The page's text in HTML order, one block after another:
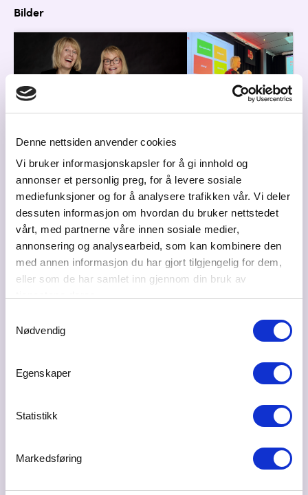
Denne nettsiden anvender cookies
Vi bruker informasjonskapsler for å gi innhold og
annonser et personlig preg, for å levere sosiale
mediefunksjoner og for å analysere trafikken vår. Vi deler
dessuten informasjon om hvordan du bruker nettstedet
vårt, med partnerne våre innen sosiale medier,
annonsering og analysearbeid, som kan kombinere den
med annen informasjon du har gjort tilgjengelig for dem,
eller som de har samlet inn gjennom din bruk av
Nødvendig
Egenskaper
Statistikk
Markedsføring
Bilder